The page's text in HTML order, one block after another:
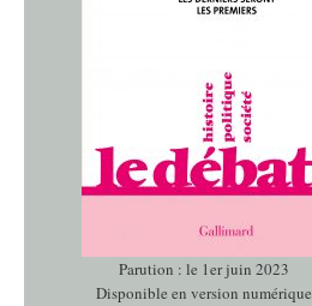
Parution : le 1er juin 2023
Disponible en version numérique